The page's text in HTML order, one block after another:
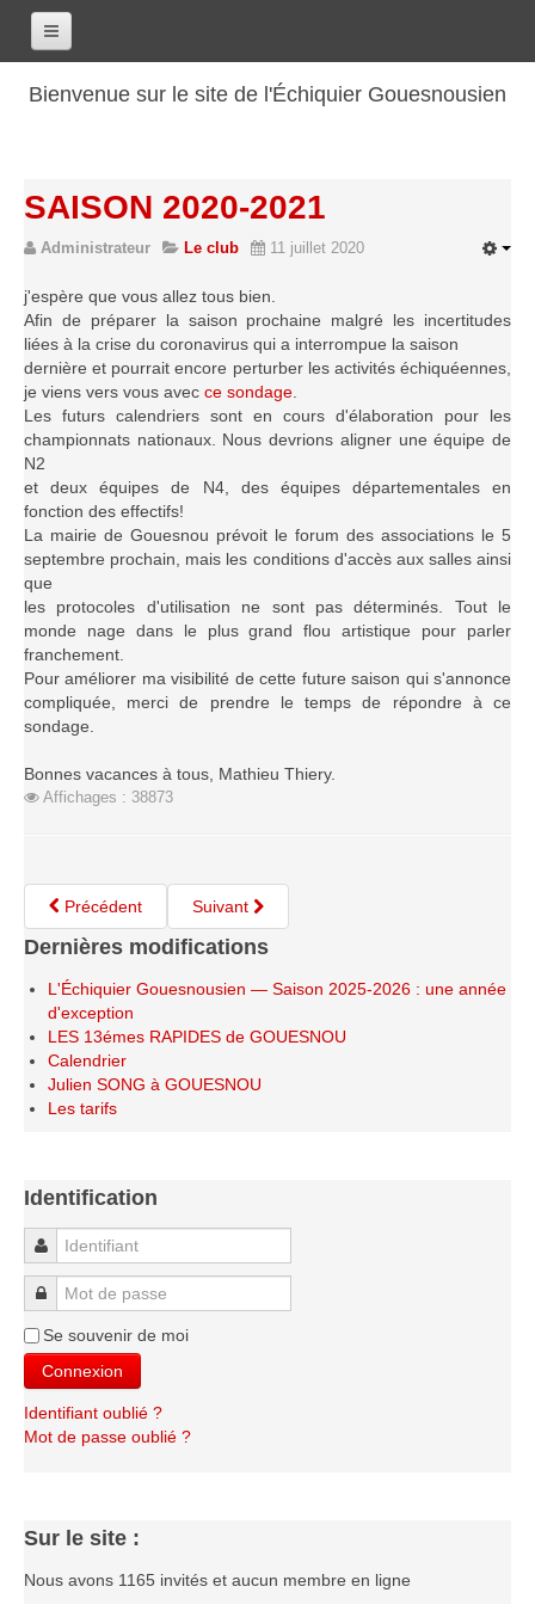
Bienvenue sur le site de l'Échiquier Gouesnousien
Les renseignements
Les coordonnées
Les horaires
Les tarifs
Les licenciés
Les bilans sportifs
Les archives
Saison 2017-2018
Saison 2016-2017
Saison 2015-2016
Saison 2014-2015
Saison 2013-2014
Saison 2012-2013
Saison 2011-2012
Saison 2009-2010
Les palmarès
L'Open de Noël
Les Rapides
Les tournois de saison
Le Challenge 2014-2015
Le Challenge 2011-2012
Les tournois internes
Les compétitions
Les équipes Adultes
Les équipes Jeunes
Les championnats individuels
Les stages
Les galeries
SAISON 2020-2021
Administrateur Le club 11 juillet 2020
j'espère que vous allez tous bien.
Afin de préparer la saison prochaine malgré les incertitudes
liées à la crise du coronavirus qui a interrompue la saison
dernière et pourrait encore perturber les activités échiquéennes,
je viens vers vous avec ce sondage
Les futurs calendriers sont en cours d'élaboration pour les
championnats nationaux. Nous devrions aligner une équipe de
N2
et deux équipes de N4, des équipes départementales en
fonction des effectifs!
La mairie de Gouesnou prévoit le forum des associations le 5
septembre prochain, mais les conditions d'accès aux salles ainsi
que
les protocoles d'utilisation ne sont pas déterminés. Tout le
monde nage dans le plus grand flou artistique pour parler
franchement.
Pour améliorer ma visibilité de cette future saison qui s'annonce
compliquée, merci de prendre le temps de répondre à ce
sondage.
Bonnes vacances à tous, Mathieu Thiery.
Affichages : 38873
Précédent Suivant
Dernières modifications
L'Échiquier Gouesnousien — Saison 2025-2026 : une année
d'exception
LES 13émes RAPIDES de GOUESNOU
Calendrier
Julien SONG à GOUESNOU
Les tarifs
Identification
Identifiant
Mot de passe
Se souvenir de moi
Connexion
Identifiant oublié ?
Mot de passe oublié ?
Sur le site :
Nous avons 1165 invités et aucun membre en ligne